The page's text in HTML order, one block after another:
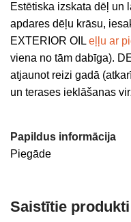
Estētiska izskata dēļ un
apdares dēļu krāsu,
EXTERIOR OIL eļļu ar
viena no tām dabīga).
atjaunot reizi gadā
un terases ieklāšanas
Papildus informācija
Piegāde
Saistītie produkti